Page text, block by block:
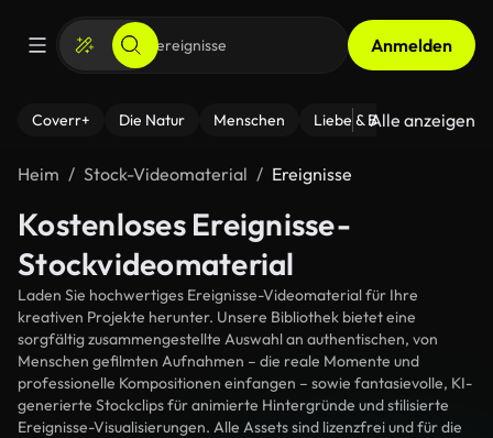
Anmelden
Coverr+ Die Natur Menschen Liebe & Beziehungen
Alle anzeigen
Heim Stock-Videomaterial Ereignisse
Kostenloses Ereignisse-
Stockvideomaterial
Laden Sie hochwertiges Ereignisse-Videomaterial für Ihre
kreativen Projekte herunter. Unsere Bibliothek bietet eine
sorgfältig zusammengestellte Auswahl an authentischen, von
Menschen gefilmten Aufnahmen – die reale Momente und
professionelle Kompositionen einfangen – sowie fantasievolle, KI-
generierte Stockclips für animierte Hintergründe und stilisierte
Ereignisse-Visualisierungen. Alle Assets sind lizenzfrei und für die